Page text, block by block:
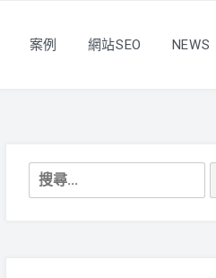
案例 網站SEO NEWS
搜
尋